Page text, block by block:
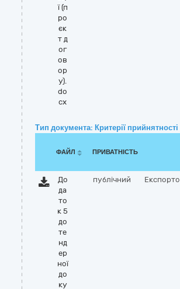
ї (п
ро
єк
т д
ог
ов
ор
у).
do
cx
Тип документа: Критерії прийнятності
ФАЙЛ ПРИВАТНІСТЬ
До
да
то
к 5
до
те
нд
ер
ної
до
ку
публічний